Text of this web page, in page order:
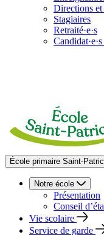
Directions et
Stagiaires
Retraité·e·s
École primaire Saint-
Notre école
Présentation
Conseil
Vie scolaire
Service de garde